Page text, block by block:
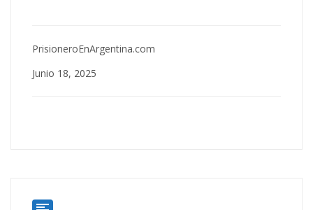
PrisioneroEnArgentina.com
Junio 18, 2025